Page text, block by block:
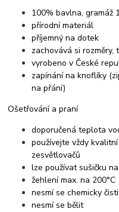
100% bavlna, gramáž
přírodní materiál
příjemný na dotek
zachovává si rozměry,
vyrobeno v České
zapínání na knoflíky
na přání)
Ošetřování a praní
doporučená teplota
používejte vždy
zesvětlovačů
lze používat sušičku
žehlení max. na 200°C
nesmí se chemicky
nesmí se bělit